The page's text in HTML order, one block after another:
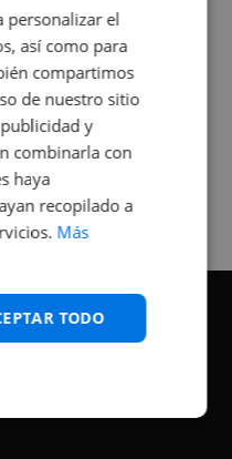
coche busqué
hacerlo y la que
Rattix, por las
que tienen.
ha sido muy
muy atenta
mi hermana se
más que
desde el primer
personalizar el
así como para
compartimos
de nuestro sitio
y
combinarla con
haya
recopilado a
Más
TODO